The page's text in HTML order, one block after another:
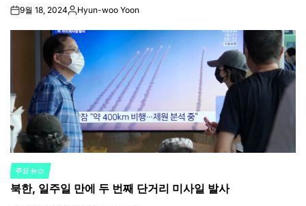
on9월 18, 2024Posted
Hyun-woo Yoon
POSTED
IN
주요 뉴스
북한, 일주일 만에 두 번째 단거리 미사일 발사